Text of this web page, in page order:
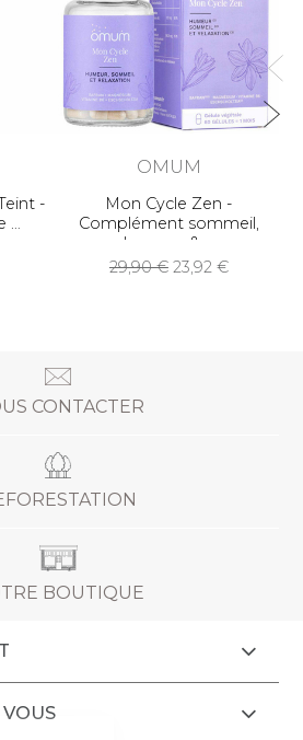
-
OMUM
Mon Cycle Zen -
Complément sommeil,
humeur &
29,90 23,92
CONTACTER
BOUTIQUE